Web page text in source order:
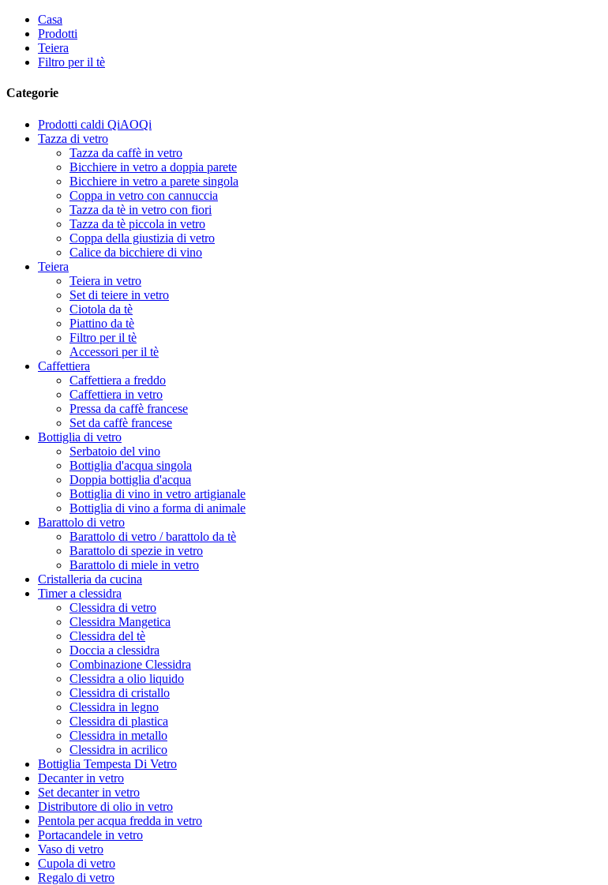
Casa
Prodotti
Teiera
Filtro per il tè
Categorie
Prodotti caldi QiAOQi
Tazza di vetro
Tazza da caffè in vetro
Bicchiere in vetro a doppia parete
Bicchiere in vetro a parete singola
Coppa in vetro con cannuccia
Tazza da tè in vetro con fiori
Tazza da tè piccola in vetro
Coppa della giustizia di vetro
Calice da bicchiere di vino
Teiera
Teiera in vetro
Set di teiere in vetro
Ciotola da tè
Piattino da tè
Filtro per il tè
Accessori per il tè
Caffettiera
Caffettiera a freddo
Caffettiera in vetro
Pressa da caffè francese
Set da caffè francese
Bottiglia di vetro
Serbatoio del vino
Bottiglia d'acqua singola
Doppia bottiglia d'acqua
Bottiglia di vino in vetro artigianale
Bottiglia di vino a forma di animale
Barattolo di vetro
Barattolo di vetro / barattolo da tè
Barattolo di spezie in vetro
Barattolo di miele in vetro
Cristalleria da cucina
Timer a clessidra
Clessidra di vetro
Clessidra Mangetica
Clessidra del tè
Doccia a clessidra
Combinazione Clessidra
Clessidra a olio liquido
Clessidra di cristallo
Clessidra in legno
Clessidra di plastica
Clessidra in metallo
Clessidra in acrilico
Bottiglia Tempesta Di Vetro
Decanter in vetro
Set decanter in vetro
Distributore di olio in vetro
Pentola per acqua fredda in vetro
Portacandele in vetro
Vaso di vetro
Cupola di vetro
Regalo di vetro